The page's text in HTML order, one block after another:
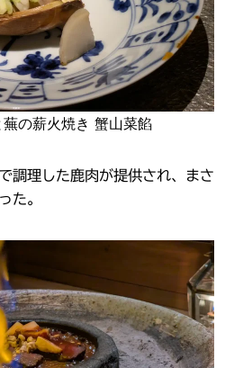
蕪の薪火焼き 蟹山菜餡
調理した鹿肉が提供され、まさ
た。